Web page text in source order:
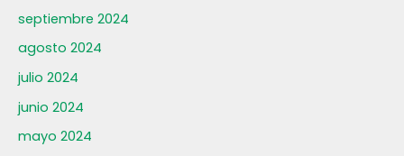
septiembre 2024
agosto 2024
julio 2024
junio 2024
mayo 2024